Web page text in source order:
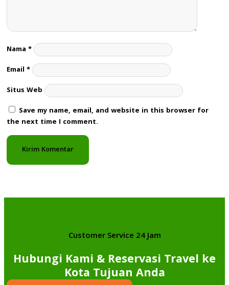
Nama *
Email *
Situs Web
Save my name, email, and website in this browser for
the next time I comment.
Customer Service 24 Jam
Hubungi Kami & Reservasi Travel ke
Kota Tujuan Anda